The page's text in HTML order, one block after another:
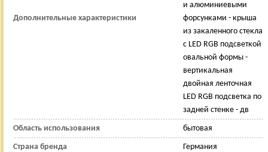
Дополнительные характеристики
и алюминиевыми
форсунками - крыша
из закаленного стекла
с LED RGB подсветкой
овальной формы -
вертикальная
двойная ленточная
LED RGB подсветка по
задней стенке - дв
Область использования бытовая
Страна бренда Германия